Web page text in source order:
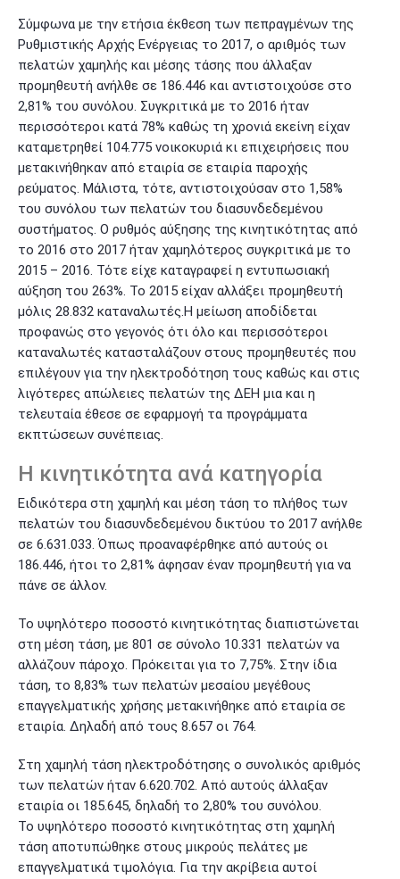
Σύμφωνα με την ετήσια έκθεση των πεπραγμένων της
Ρυθμιστικής Αρχής Ενέργειας το 2017, ο αριθμός των
πελατών χαμηλής και μέσης τάσης που άλλαξαν
προμηθευτή ανήλθε σε 186.446 και αντιστοιχούσε στο
2,81% του συνόλου. Συγκριτικά με το 2016 ήταν
περισσότεροι κατά 78% καθώς τη χρονιά εκείνη είχαν
καταμετρηθεί 104.775 νοικοκυριά κι επιχειρήσεις που
μετακινήθηκαν από εταιρία σε εταιρία παροχής
ρεύματος. Μάλιστα, τότε, αντιστοιχούσαν στο 1,58%
του συνόλου των πελατών του διασυνδεδεμένου
συστήματος. Ο ρυθμός αύξησης της κινητικότητας από
το 2016 στο 2017 ήταν χαμηλότερος συγκριτικά με το
2015 – 2016. Τότε είχε καταγραφεί η εντυπωσιακή
αύξηση του 263%. Το 2015 είχαν αλλάξει προμηθευτή
μόλις 28.832 καταναλωτές.Η μείωση αποδίδεται
προφανώς στο γεγονός ότι όλο και περισσότεροι
καταναλωτές κατασταλάζουν στους προμηθευτές που
επιλέγουν για την ηλεκτροδότηση τους καθώς και στις
λιγότερες απώλειες πελατών της ΔΕΗ μια και η
τελευταία έθεσε σε εφαρμογή τα προγράμματα
εκπτώσεων συνέπειας.
Η κινητικότητα ανά κατηγορία
Ειδικότερα στη χαμηλή και μέση τάση το πλήθος των
πελατών του διασυνδεδεμένου δικτύου το 2017 ανήλθε
σε 6.631.033. Όπως προαναφέρθηκε από αυτούς οι
186.446, ήτοι το 2,81% άφησαν έναν προμηθευτή για να
πάνε σε άλλον.
Το υψηλότερο ποσοστό κινητικότητας διαπιστώνεται
στη μέση τάση, με 801 σε σύνολο 10.331 πελατών να
αλλάζουν πάροχο. Πρόκειται για το 7,75%. Στην ίδια
τάση, το 8,83% των πελατών μεσαίου μεγέθους
επαγγελματικής χρήσης μετακινήθηκε από εταιρία σε
εταιρία. Δηλαδή από τους 8.657 οι 764.
Στη χαμηλή τάση ηλεκτροδότησης ο συνολικός αριθμός
των πελατών ήταν 6.620.702. Από αυτούς άλλαξαν
εταιρία οι 185.645, δηλαδή το 2,80% του συνόλου.
Το υψηλότερο ποσοστό κινητικότητας στη χαμηλή
τάση αποτυπώθηκε στους μικρούς πελάτες με
επαγγελματικά τιμολόγια. Για την ακρίβεια αυτοί